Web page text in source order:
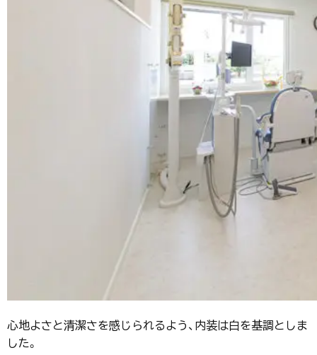
心地よさと清潔さを感じられるよう、内装は白を基調としま
した。